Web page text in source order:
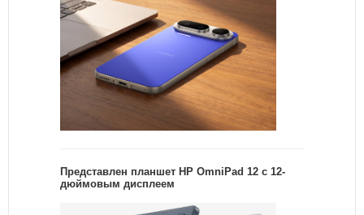
Представлен планшет HP OmniPad 12 с 12-
дюймовым дисплеем